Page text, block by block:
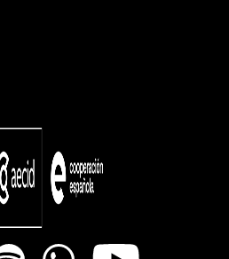
WhatsappYoutube